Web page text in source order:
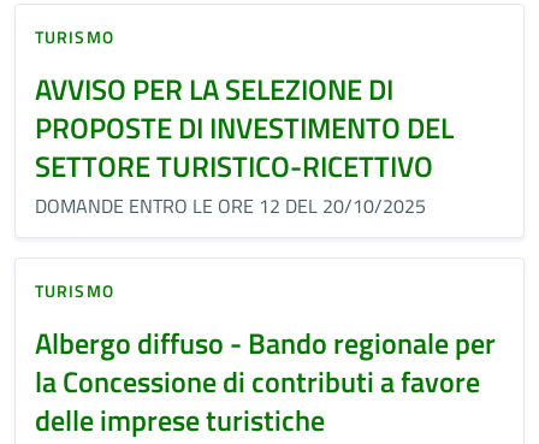
TURISMO
AVVISO PER LA SELEZIONE DI
PROPOSTE DI INVESTIMENTO DEL
SETTORE TURISTICO-RICETTIVO
DOMANDE ENTRO LE ORE 12 DEL 20/10/2025
TURISMO
Albergo diffuso - Bando regionale per
la Concessione di contributi a favore
delle imprese turistiche